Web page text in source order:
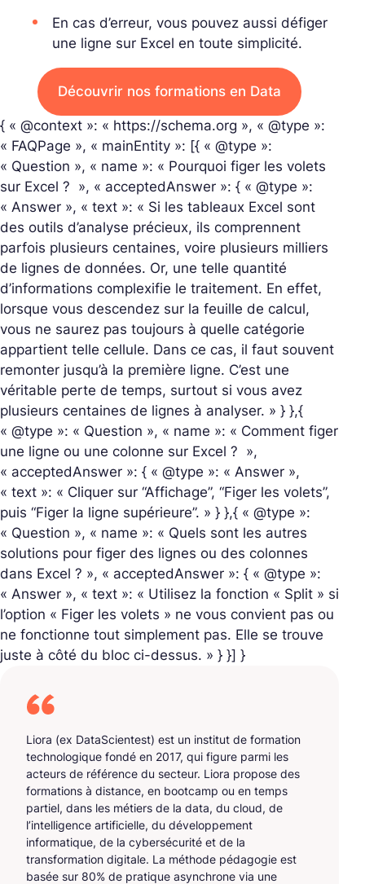
En cas d’erreur, vous pouvez aussi défiger
une ligne sur Excel en toute simplicité.
Découvrir nos formations en Data
{ « @context »: « https://schema.org », « @type »:
« FAQPage », « mainEntity »: [{ « @type »:
« Question », « name »: « Pourquoi figer les volets
sur Excel ? ​ », « acceptedAnswer »: { « @type »:
« Answer », « text »: « Si les tableaux Excel sont
des outils d’analyse précieux, ils comprennent
parfois plusieurs centaines, voire plusieurs milliers
de lignes de données. Or, une telle quantité
d’informations complexifie le traitement. En effet,
lorsque vous descendez sur la feuille de calcul,
vous ne saurez pas toujours à quelle catégorie
appartient telle cellule. Dans ce cas, il faut souvent
remonter jusqu’à la première ligne. C’est une
véritable perte de temps, surtout si vous avez
plusieurs centaines de lignes à analyser. » } },{
« @type »: « Question », « name »: « Comment figer
une ligne ou une colonne sur Excel ? ​ »,
« acceptedAnswer »: { « @type »: « Answer »,
« text »: « Cliquer sur “Affichage”, “Figer les volets”,
puis “Figer la ligne supérieure”. » } },{ « @type »:
« Question », « name »: « Quels sont les autres
solutions pour figer des lignes ou des colonnes
dans Excel ?​ », « acceptedAnswer »: { « @type »:
« Answer », « text »: « Utilisez la fonction « Split » si
l’option « Figer les volets » ne vous convient pas ou
ne fonctionne tout simplement pas. Elle se trouve
juste à côté du bloc ci-dessus. » } }] }
Liora (ex DataScientest) est un institut de formation
technologique fondé en 2017, qui figure parmi les
acteurs de référence du secteur. Liora propose des
formations à distance, en bootcamp ou en temps
partiel, dans les métiers de la data, du cloud, de
l’intelligence artificielle, du développement
informatique, de la cybersécurité et de la
transformation digitale. La méthode pédagogie est
basée sur 80% de pratique asynchrone via une